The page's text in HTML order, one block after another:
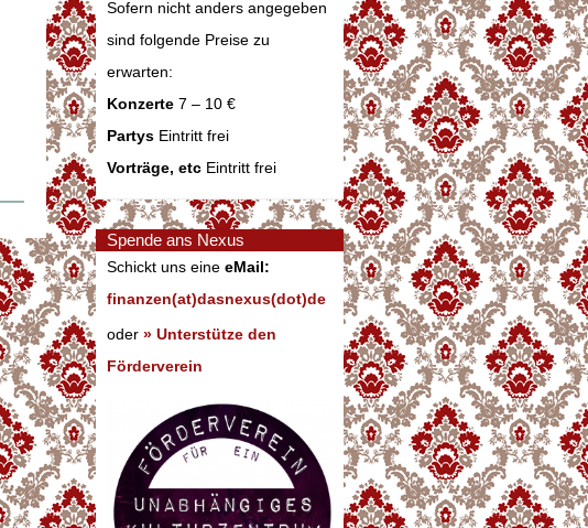
Sofern nicht anders angegeben
sind folgende Preise zu
erwarten:
Konzerte 7 – 10 €
Partys Eintritt frei
Vorträge, etc Eintritt frei
Spende ans Nexus
Schickt uns eine eMail:
finanzen(at)dasnexus(dot)de
oder » Unterstütze den
Förderverein